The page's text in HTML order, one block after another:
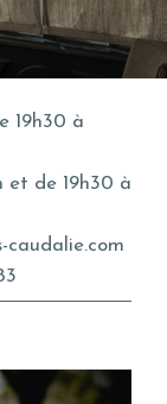
19h30 à
et de 19h30 à
caudalie.com